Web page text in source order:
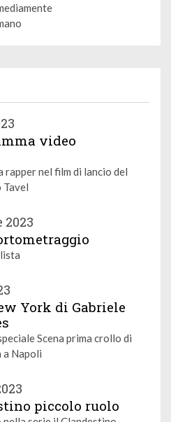
video
rapper nel film di lancio del
Tavel
2023
York di Gabriele
Scena prima crollo di
a Napoli
piccolo ruolo